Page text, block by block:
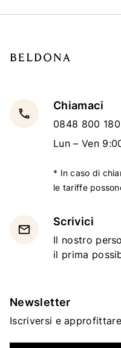
local_phone
Chiamaci
0848 800 180
Lun – Ven
* In caso di
le tariffe
email
Scrivici
Il nostro
il prima
Newsletter
Iscriversi e